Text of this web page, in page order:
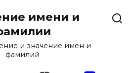
имени и
и значение имён и
фамилий